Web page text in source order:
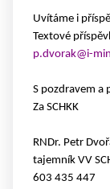
Uvítáme i
Textové
p.dvorak@i-
S pozdravem a
Za SCHKK
RNDr. Petr
tajemník VV
603 435 447